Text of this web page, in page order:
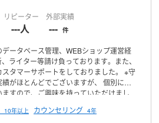
リピーター
---人
外部実績
--- 件
ータベース管理、WEBショップ運営経
ライター等請け負っております。また、
タマーサポートをしておりました。
※守
がほとんどでございますが、
個別には
すので、ご興味を持っていただけまし
だきます。急ぎ案件等もお気軽にご相談
10年以上 カウンセリング 4年